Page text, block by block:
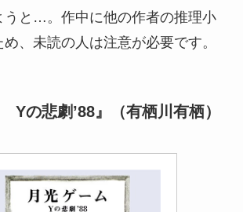
うと…。作中に他の作者の推理小
、未読の人は注意が必要です。
Yの悲劇’88』（有栖川有栖）